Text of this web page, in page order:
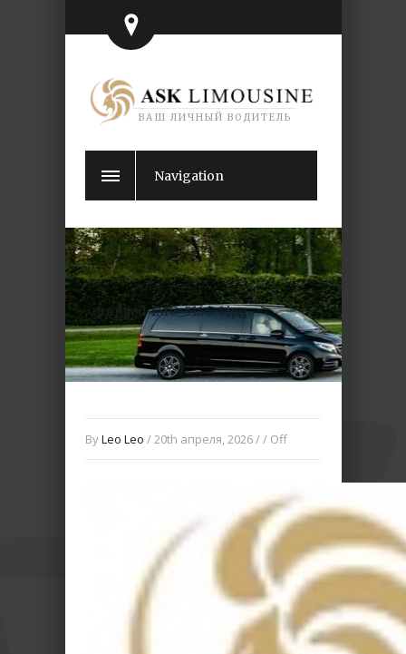
ВАШ ЛИЧНЫЙ ВОДИТЕЛЬ
Navigation
cropped-IMG_5166-1.jpg
ByLeo Leo / 20th апреля, 2026 / / Off